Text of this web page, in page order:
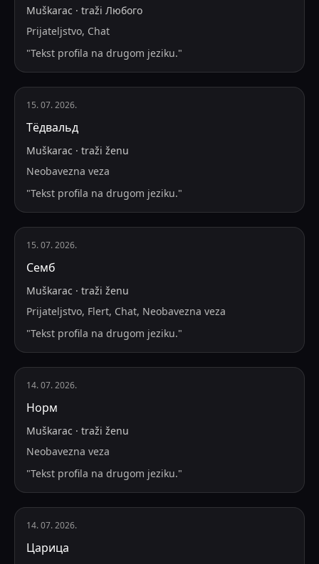
Muškarac · traži Любого
Prijateljstvo, Chat
"Tekst profila na drugom jeziku."
15. 07. 2026.
Тëдвальд
Muškarac · traži ženu
Neobavezna veza
"Tekst profila na drugom jeziku."
15. 07. 2026.
Семб
Muškarac · traži ženu
Prijateljstvo, Flert, Chat, Neobavezna veza
"Tekst profila na drugom jeziku."
14. 07. 2026.
Норм
Muškarac · traži ženu
Neobavezna veza
"Tekst profila na drugom jeziku."
14. 07. 2026.
Царица